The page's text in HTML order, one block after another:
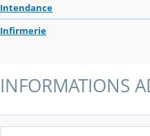
Intendance
Infirmerie
INFORMATIONS